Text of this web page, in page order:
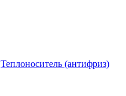
Теплоноситель (антифриз)